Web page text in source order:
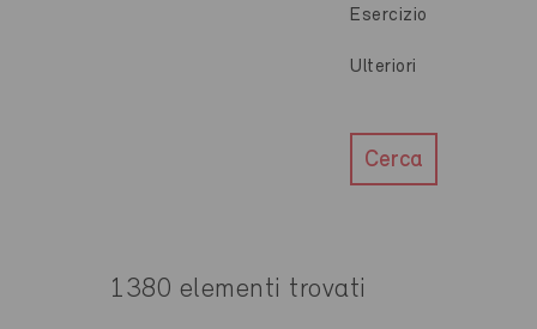
Esercizio
Ulteriori
Cerca
1380 elementi trovati